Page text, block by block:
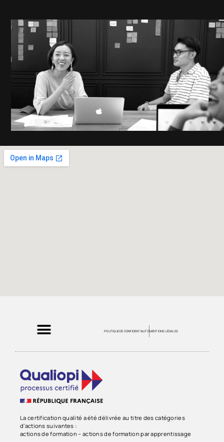
POLITIQUE DE CONFIDENTIALITÉMENTIONS LÉGALES
La certification qualité a été délivrée au titre des catégories
d’actions suivantes :
actions de formation – actions de formation par apprentissage